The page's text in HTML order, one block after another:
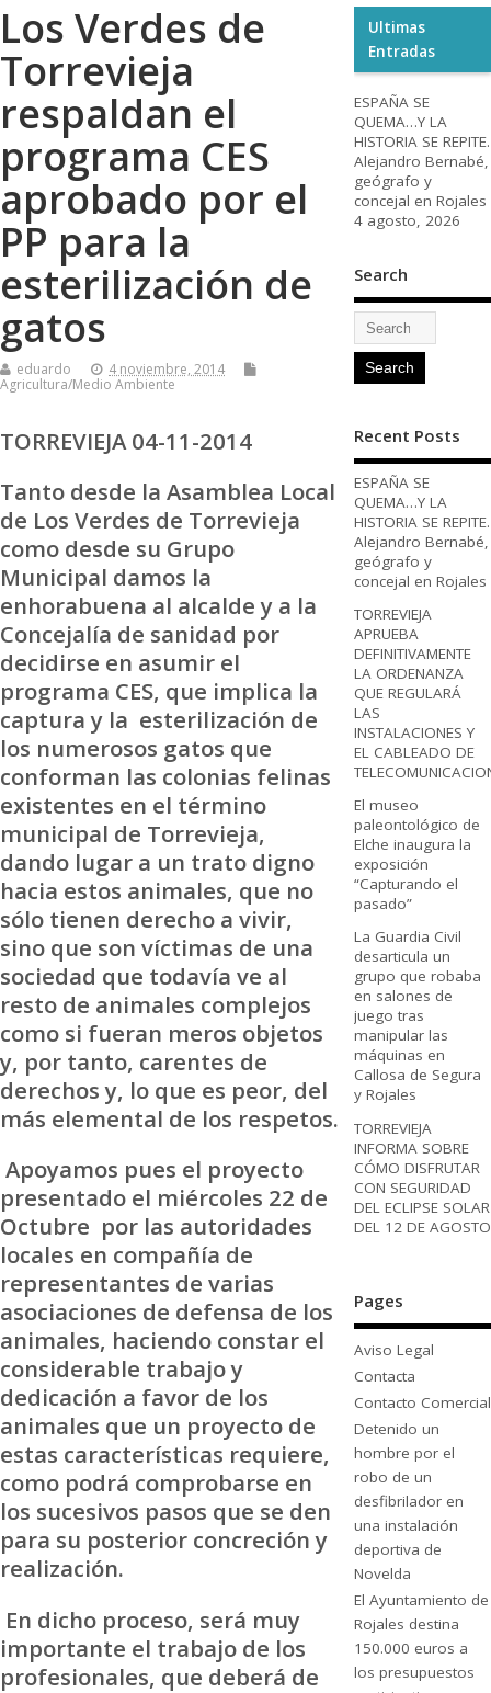
Los Verdes de
Torrevieja
respaldan el
programa CES
aprobado por el
PP para la
esterilización de
gatos
eduardo
4 noviembre, 2014
Agricultura/Medio Ambiente
TORREVIEJA 04-11-2014
Tanto desde la Asamblea Local
de Los Verdes de Torrevieja
como desde su Grupo
Municipal damos la
enhorabuena al alcalde y a la
Concejalía de sanidad por
decidirse en asumir el
programa CES, que implica la
captura y la esterilización de
los numerosos gatos que
conforman las colonias felinas
existentes en el término
municipal de Torrevieja,
dando lugar a un trato digno
hacia estos animales, que no
sólo tienen derecho a vivir,
sino que son víctimas de una
sociedad que todavía ve al
resto de animales complejos
como si fueran meros objetos
y, por tanto, carentes de
derechos y, lo que es peor, del
más elemental de los respetos.
Apoyamos pues el proyecto
presentado el miércoles 22 de
Octubre por las autoridades
locales en compañía de
representantes de varias
asociaciones de defensa de los
animales, haciendo constar el
considerable trabajo y
dedicación a favor de los
animales que un proyecto de
estas características requiere,
como podrá comprobarse en
los sucesivos pasos que se den
para su posterior concreción y
realización.
En dicho proceso, será muy
importante el trabajo de los
profesionales, que deberá de
Ultimas
Entradas
ESPAÑA SE
QUEMA…Y LA
HISTORIA SE REPITE.
Alejandro Bernabé,
geógrafo y
concejal en Rojales
4 agosto, 2026
Search
Recent Posts
ESPAÑA SE
QUEMA…Y LA
HISTORIA SE REPITE.
Alejandro Bernabé,
geógrafo y
concejal en Rojales
TORREVIEJA
APRUEBA
DEFINITIVAMENTE
LA ORDENANZA
QUE REGULARÁ
LAS
INSTALACIONES Y
EL CABLEADO DE
El museo
paleontológico de
Elche inaugura la
exposición
“Capturando el
pasado”
La Guardia Civil
desarticula un
grupo que robaba
en salones de
juego tras
manipular las
máquinas en
Callosa de Segura
y Rojales
TORREVIEJA
INFORMA SOBRE
CÓMO DISFRUTAR
CON SEGURIDAD
DEL ECLIPSE SOLAR
DEL 12 DE AGOSTO
Pages
Aviso Legal
Contacta
Contacto Comercial
Detenido un
hombre por el
robo de un
desfibrilador en
una instalación
deportiva de
Novelda
El Ayuntamiento de
Rojales destina
150.000 euros a
los presupuestos